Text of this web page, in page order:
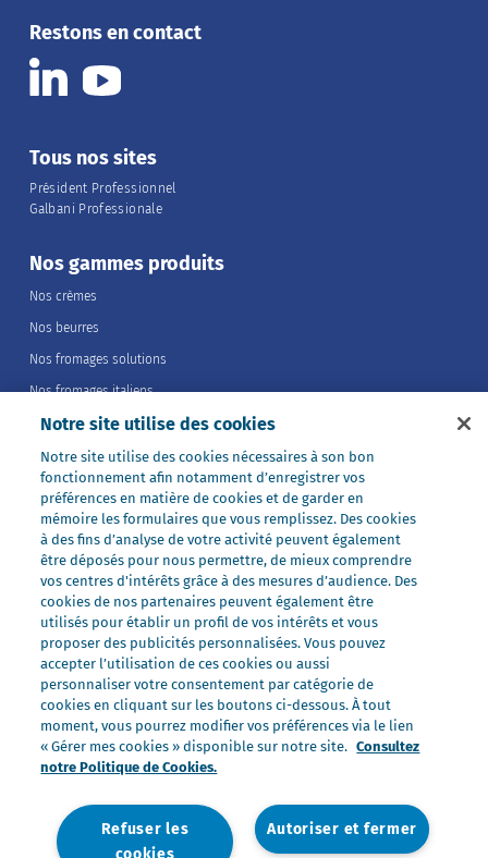
Restons en contact
Tous nos sites
Président Professionnel
Galbani Professionale
Nos gammes produits
Nos crèmes
Nos beurres
Nos fromages solutions
Nos fromages italiens
Nos fromages portions
Nos fromages entiers
Nos préparations
Nos ultra-frais
Nos laits
Nos marques
Président Professionnel
Galbani Professionale
Lactel Professionnel
Société Professionnel
Salakis Professionnel
Nous rejoindre
Rejoindre le Groupe Lactalis
Les métiers du Foodservice
Notre site utilise des cookies
Notre site utilise des cookies nécessaires à son bon
fonctionnement afin notamment d’enregistrer vos
préférences en matière de cookies et de garder en
mémoire les formulaires que vous remplissez. Des cookies
à des fins d’analyse de votre activité peuvent également
être déposés pour nous permettre, de mieux comprendre
vos centres d'intérêts grâce à des mesures d’audience. Des
cookies de nos partenaires peuvent également être
utilisés pour établir un profil de vos intérêts et vous
proposer des publicités personnalisées. Vous pouvez
accepter l’utilisation de ces cookies ou aussi
personnaliser votre consentement par catégorie de
cookies en cliquant sur les boutons ci-dessous. À tout
moment, vous pourrez modifier vos préférences via le lien
« Gérer mes cookies » disponible sur notre site. Consultez
notre Politique de Cookies.
Autoriser et fermer
Refuser les
cookies